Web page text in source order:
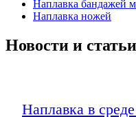
Наплавка бандажей
Наплавка ножей
Новости и статьи
Наплавка в